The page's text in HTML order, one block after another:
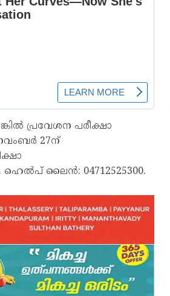
പ്രവേശന പരീക്ഷാ
27ന്
ഹെൽപ് ലൈൻ: 04712525300.